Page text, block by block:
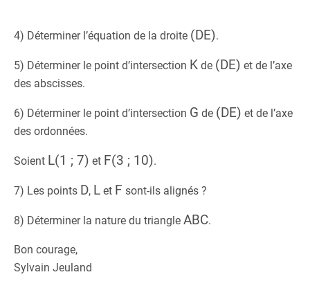
4) Déterminer l’équation de la droite (DE).
5) Déterminer le point d’intersection K de (DE) et de l’axe
des abscisses.
6) Déterminer le point d’intersection G de (DE) et de l’axe
des ordonnées.
Soient L(1 ; 7) et F(3 ; 10).
7) Les points D, L et F sont-ils alignés ?
8) Déterminer la nature du triangle ABC.
Bon courage,
Sylvain Jeuland